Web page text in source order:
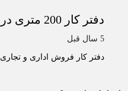
دفتر کار 200 متری در اهواز
5 سال قبل
دفتر کار فروش اداری و تجاری